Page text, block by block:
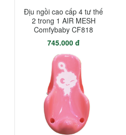
Địu ngồi cao cấp 4 tư thế
2 trong 1 AIR MESH
Comfybaby CF818
745.000 đ